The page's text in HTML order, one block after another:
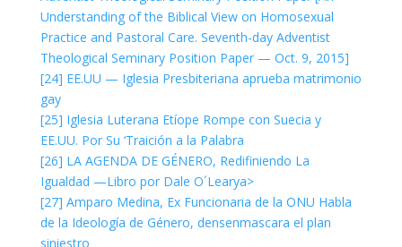
Understanding of the Biblical View on Homosexual
Practice and Pastoral Care. Seventh-day Adventist
Theological Seminary Position Paper — Oct. 9, 2015]
[24] EE.UU — Iglesia Presbiteriana aprueba matrimonio
gay
[25] Iglesia Luterana Etíope Rompe con Suecia y
EE.UU. Por Su ‘Traición a la Palabra
[26] LA AGENDA DE GÉNERO, Redifiniendo La
Igualdad —Libro por Dale O´Learya>
[27] Amparo Medina, Ex Funcionaria de la ONU Habla
de la Ideología de Género, densenmascara el plan
siniestro